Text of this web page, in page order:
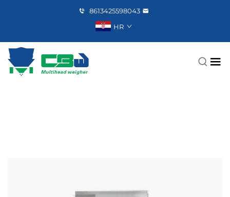
8613425598043
HR